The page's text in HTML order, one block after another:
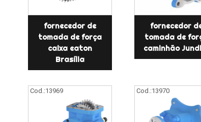
fornecedor de
tomada de força
caixa eaton
Brasília
fornecedor
tomada de
caminhão
Cod.:13969 Cod.:13970